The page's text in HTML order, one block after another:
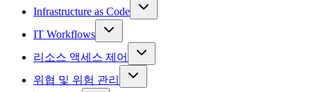
Infrastructure as Code
IT Workflows
리소스 액세스 제어
위협 및 위험 관리